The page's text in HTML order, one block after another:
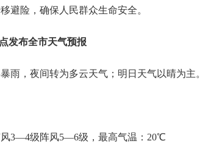
避险，确保人民群众生命安全。
发布全市天气预报
雨，夜间转为多云天气；明日天气以晴为主。
风3—4级阵风5—6级，最高气温：20℃